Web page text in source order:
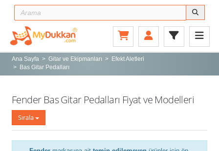
Ana Sayfa
Gitar ve Ekipmanları
Sahne ve Stüdyo
Tuşlu Çalgılar
Vurmalı Çalgılar
Ana Sayfa Gitar ve Ekipmanları
Efekt Aletleri
Bas Gitar Pedalları
>
TÜMÜNÜ SEÇ / KALDIR
SEÇİMİ UYGULA
Fender Bas Gitar Pedalları Fiyat ve Modelleri
Sırala